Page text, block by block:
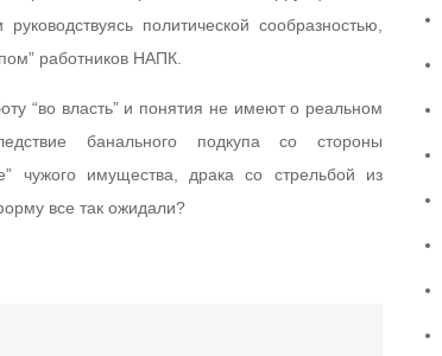
политической сообразностью,
работников НАПК.
“во власть” и понятия не имеют о реальном
банального подкупа со стороны
чужого имущества, драка со стрельбой из
все так ожидали?